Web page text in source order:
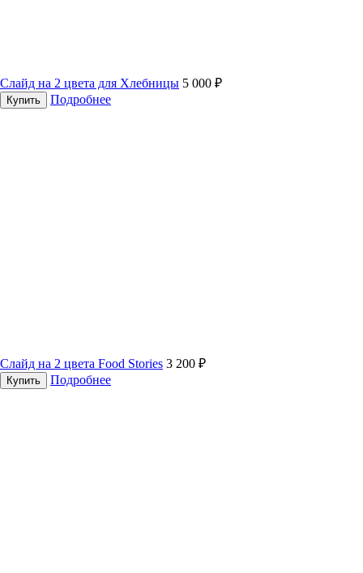
Слайд на 2 цвета для Хлебницы 5 000 ₽
Купить Подробнее
Слайд на 2 цвета Food Stories 3 200 ₽
Купить Подробнее